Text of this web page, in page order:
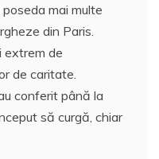
mai multe
din Paris.
extrem de
de caritate.
conferit până la
să curgă, chiar